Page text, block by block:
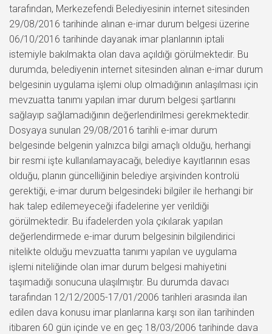
tarafından, Merkezefendi Belediyesinin internet sitesinden
29/08/2016 tarihinde alınan e-imar durum belgesi üzerine
06/10/2016 tarihinde dayanak imar planlarının iptali
istemiyle bakılmakta olan dava açıldığı görülmektedir. Bu
durumda, belediyenin internet sitesinden alınan e-imar durum
belgesinin uygulama işlemi olup olmadığının anlaşılması için
mevzuatta tanımı yapılan imar durum belgesi şartlarını
sağlayıp sağlamadığının değerlendirilmesi gerekmektedir.
Dosyaya sunulan 29/08/2016 tarihli e-imar durum
belgesinde belgenin yalnızca bilgi amaçlı olduğu, herhangi
bir resmi işte kullanılamayacağı, belediye kayıtlarının esas
olduğu, planın güncelliğinin belediye arşivinden kontrolü
gerektiği, e-imar durum belgesindeki bilgiler ile herhangi bir
hak talep edilemeyeceği ifadelerine yer verildiği
görülmektedir. Bu ifadelerden yola çıkılarak yapılan
değerlendirmede e-imar durum belgesinin bilgilendirici
nitelikte olduğu mevzuatta tanımı yapılan ve uygulama
işlemi niteliğinde olan imar durum belgesi mahiyetini
taşımadığı sonucuna ulaşılmıştır. Bu durumda davacı
tarafından 12/12/2005-17/01/2006 tarihleri arasında ilan
edilen dava konusu imar planlarına karşı son ilan tarihinden
itibaren 60 gün içinde ve en geç 18/03/2006 tarihinde dava